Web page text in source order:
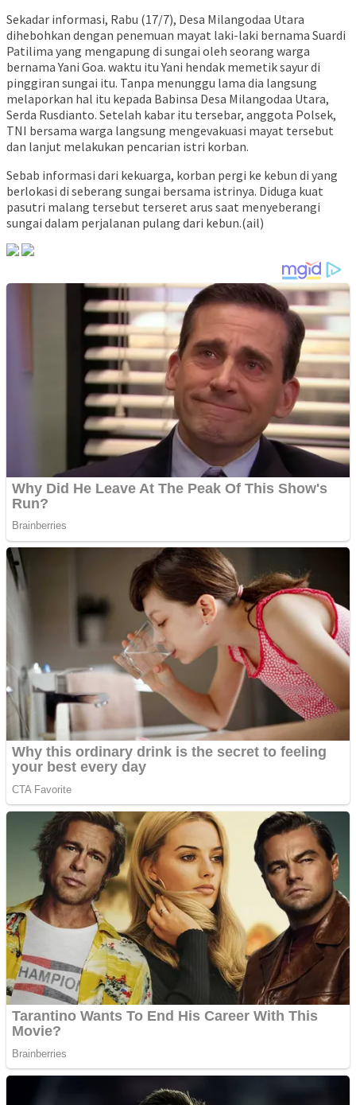
Sekadar informasi, Rabu (17/7), Desa Milangodaa Utara
dihebohkan dengan penemuan mayat laki-laki bernama Suardi
Patilima yang mengapung di sungai oleh seorang warga
bernama Yani Goa. waktu itu Yani hendak memetik sayur di
pinggiran sungai itu. Tanpa menunggu lama dia langsung
melaporkan hal itu kepada Babinsa Desa Milangodaa Utara,
Serda Rusdianto. Setelah kabar itu tersebar, anggota Polsek,
TNI bersama warga langsung mengevakuasi mayat tersebut
dan lanjut melakukan pencarian istri korban.
Sebab informasi dari kekuarga, korban pergi ke kebun di yang
berlokasi di seberang sungai bersama istrinya. Diduga kuat
pasutri malang tersebut terseret arus saat menyeberangi
sungai dalam perjalanan pulang dari kebun.(ail)